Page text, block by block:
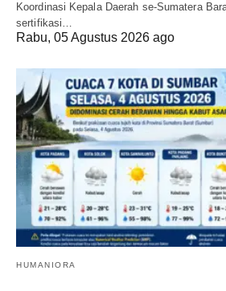
Koordinasi Kepala Daerah se-Sumatera
sertifikasi…
Rabu, 05 Agustus 2026 ago
HUMANIORA